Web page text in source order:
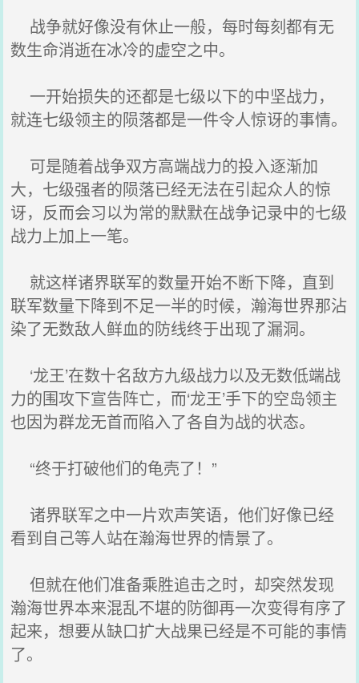
战争就好像没有休止一般，每时每刻都有无
数生命消逝在冰冷的虚空之中。
一开始损失的还都是七级以下的中坚战力，
就连七级领主的陨落都是一件令人惊讶的事情。
可是随着战争双方高端战力的投入逐渐加
大，七级强者的陨落已经无法在引起众人的惊
讶，反而会习以为常的默默在战争记录中的七级
战力上加上一笔。
就这样诸界联军的数量开始不断下降，直到
联军数量下降到不足一半的时候，瀚海世界那沾
染了无数敌人鲜血的防线终于出现了漏洞。
‘龙王’在数十名敌方九级战力以及无数低端战
力的围攻下宣告阵亡，而‘龙王’手下的空岛领主
也因为群龙无首而陷入了各自为战的状态。
“终于打破他们的龟壳了！”
诸界联军之中一片欢声笑语，他们好像已经
看到自己等人站在瀚海世界的情景了。
但就在他们准备乘胜追击之时，却突然发现
瀚海世界本来混乱不堪的防御再一次变得有序了
起来，想要从缺口扩大战果已经是不可能的事情
了。